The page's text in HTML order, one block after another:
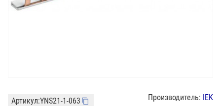
Артикул:YNS21-1-063 Производитель: IEK